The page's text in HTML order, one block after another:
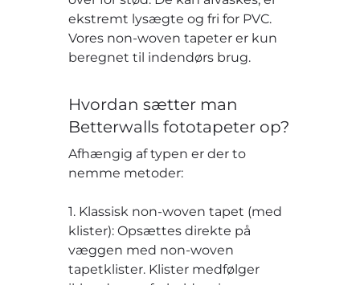
ekstremt lysægte og fri for PVC.
Vores non-woven tapeter er kun
beregnet til indendørs brug.
Hvordan sætter man
Betterwalls fototapeter op?
Afhængig af typen er der to
nemme metoder:
1. Klassisk non-woven tapet (med
klister): Opsættes direkte på
væggen med non-woven
tapetklister. Klister medfølger